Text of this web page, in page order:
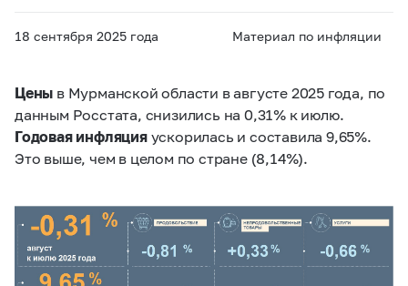
18 сентября 2025 года Материал по инфляции
Цены в Мурманской области в августе 2025 года, по
данным Росстата, снизились на 0,31% к июлю.
Годовая инфляцияускорилась и составила 9,65%.
Это выше, чем в целом по стране (8,14%).